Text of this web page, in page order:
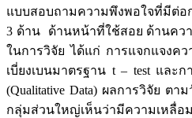
แบบสอบถามความพึงพอใจที่มีต่
3 ด้าน ด้านหน้าที่ใช้สอย ด้านคว
ในการวิจัย ได้แก่ การแจกแจงค
เบี่ยงเบนมาตรฐาน t – test และ
(Qualitative Data) ผลการวิจัย ต
กลุ่มส่วนใหญ่เห็นว่ามีความเห